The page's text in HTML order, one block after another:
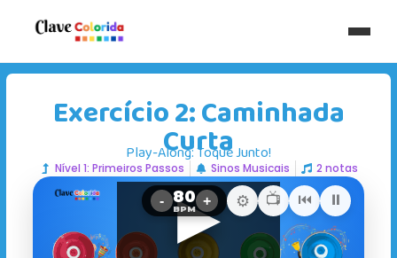
Exercício 2: Caminhada
Curta
Play-Along: Toque Junto!
Nível 1: Primeiros Passos Sinos Musicais 2 notas